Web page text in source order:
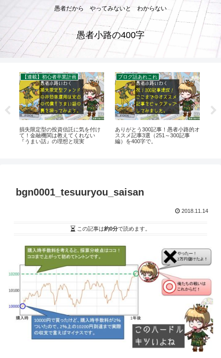
愚者だから やってみないと わからない
愚者小路の400字
【連載】初心者卒業計画
損失限定型の投資信託に気を付け
て！金融機関は教えてくれない
『うまい話』の理想と現実
ブログ話あれこれ
ありがとう300記事！愚者小路的オ
ススメ記事3選（251～300記事
編）を400字で。
bgn0001_tesuuryou_saisan
2018.11.14
この記事は約0分で読めます。